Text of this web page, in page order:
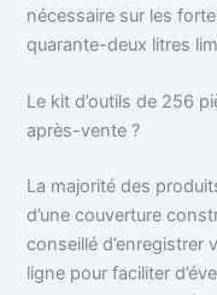
nécessaire sur les
quarante-deux litres
Le kit d’outils de 256
après-vente ?
La majorité des
d’une couverture
conseillé d’enregistrer
ligne pour faciliter